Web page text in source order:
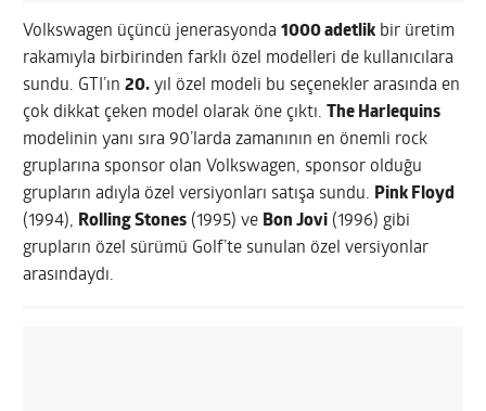
Volkswagen üçüncü jenerasyonda1000 adetlik bir üretim
rakamıyla birbirinden farklı özel modelleri de kullanıcılara
sundu. GTI’ın20. yıl özel modeli bu seçenekler arasında en
çok dikkat çeken model olarak öne çıktı.The Harlequins
modelinin yanı sıra 90’larda zamanının en önemli rock
gruplarına sponsor olan Volkswagen, sponsor olduğu
grupların adıyla özel versiyonları satışa sundu. Pink Floyd
(1994), Rolling Stones (1995) ve Bon Jovi (1996) gibi
grupların özel sürümü Golf’te sunulan özel versiyonlar
arasındaydı.